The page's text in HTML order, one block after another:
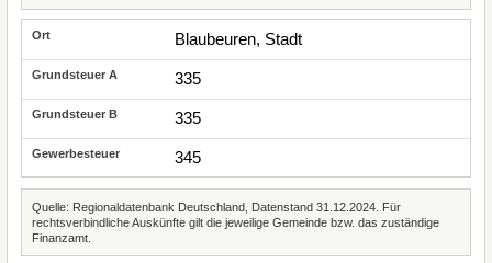
Blaubeuren, Stadt
335
335
345
Quelle: Regionaldatenbank Deutschland, Datenstand 31.12.2024. Für
rechtsverbindliche Auskünfte gilt die jeweilige Gemeinde bzw. das zuständige
Finanzamt.